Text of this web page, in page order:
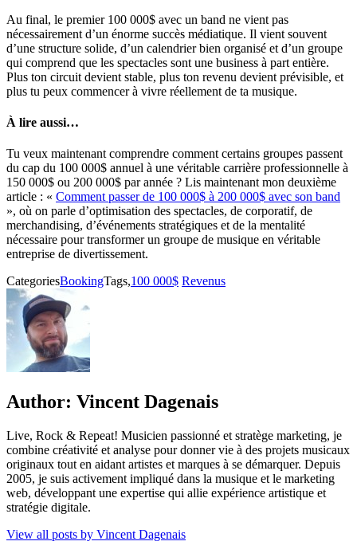
Au final, le premier 100 000$ avec un band ne vient pas
nécessairement d’un énorme succès médiatique. Il vient souvent
d’une structure solide, d’un calendrier bien organisé et d’un groupe
qui comprend que les spectacles sont une business à part entière.
Plus ton circuit devient stable, plus ton revenu devient prévisible, et
plus tu peux commencer à vivre réellement de ta musique.
À lire aussi…
Tu veux maintenant comprendre comment certains groupes passent
du cap du 100 000$ annuel à une véritable carrière professionnelle à
150 000$ ou 200 000$ par année ? Lis maintenant mon deuxième
article : « Comment passer de 100 000$ à 200 000$ avec son band
», où on parle d’optimisation des spectacles, de corporatif, de
merchandising, d’événements stratégiques et de la mentalité
nécessaire pour transformer un groupe de musique en véritable
entreprise de divertissement.
CategoriesBookingTags,100 000$ Revenus
Author: Vincent Dagenais
Live, Rock & Repeat! Musicien passionné et stratège marketing, je
combine créativité et analyse pour donner vie à des projets musicaux
originaux tout en aidant artistes et marques à se démarquer. Depuis
2005, je suis activement impliqué dans la musique et le marketing
web, développant une expertise qui allie expérience artistique et
stratégie digitale.
View all posts by Vincent Dagenais